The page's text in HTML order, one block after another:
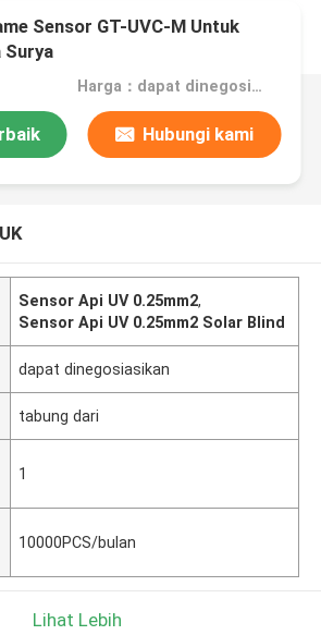
Sensor GT-UVC-M Untuk
Surya
Harga：dapat dinegosiasikan
Hubungi kami
Sensor Api UV 0.25mm2,
Sensor Api UV 0.25mm2 Solar Blind
dapat dinegosiasikan
tabung dari
1
10000PCS/bulan
Lihat Lebih